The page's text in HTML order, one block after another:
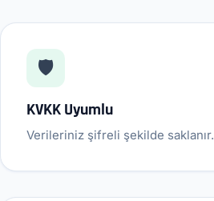
🛡️
KVKK Uyumlu
Verileriniz şifreli şekilde saklanır.